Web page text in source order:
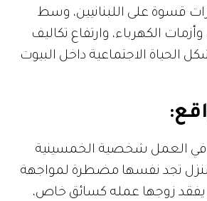
قسوة على اللبنانيين، وسط
وأزمات الكهرباء، وارتفاع تكاليف
الحياة الاجتماعية داخل البيوت
العمل شخصية الخمسينية
منزل تجد نفسها مضطرة لمواجهة
يفقد زوجها عمله كسائق خاص،